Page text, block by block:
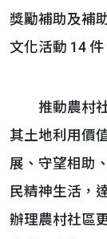
獎勵補助及補
文化活動 14 件
推動農村社
其土地利用價
展、守望相助
民精神生活，
辦理農村社區